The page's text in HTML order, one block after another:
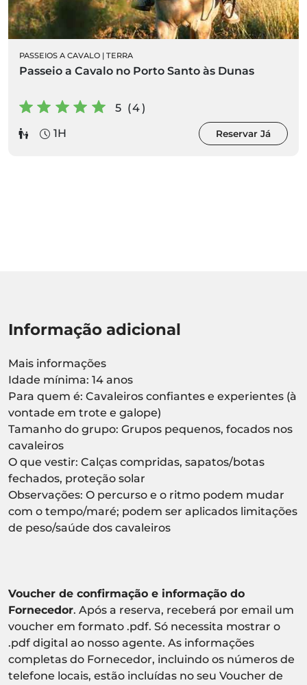
PASSEIOS A CAVALO | TERRA
Passeio a Cavalo no Porto Santo às Dunas
5 (4)
1H
Reservar Já
Informação adicional
Mais informações
Idade mínima: 14 anos
Para quem é: Cavaleiros confiantes e experientes (à
vontade em trote e galope)
Tamanho do grupo: Grupos pequenos, focados nos
cavaleiros
O que vestir: Calças compridas, sapatos/botas
fechados, proteção solar
Observações: O percurso e o ritmo podem mudar
com o tempo/maré; podem ser aplicados limitações
de peso/saúde dos cavaleiros
Voucher de confirmação e informação do
Fornecedor. Após a reserva, receberá por email um
voucher em formato .pdf. Só necessita mostrar o
.pdf digital ao nosso agente. As informações
completas do Fornecedor, incluindo os números de
telefone locais, estão incluídas no seu Voucher de